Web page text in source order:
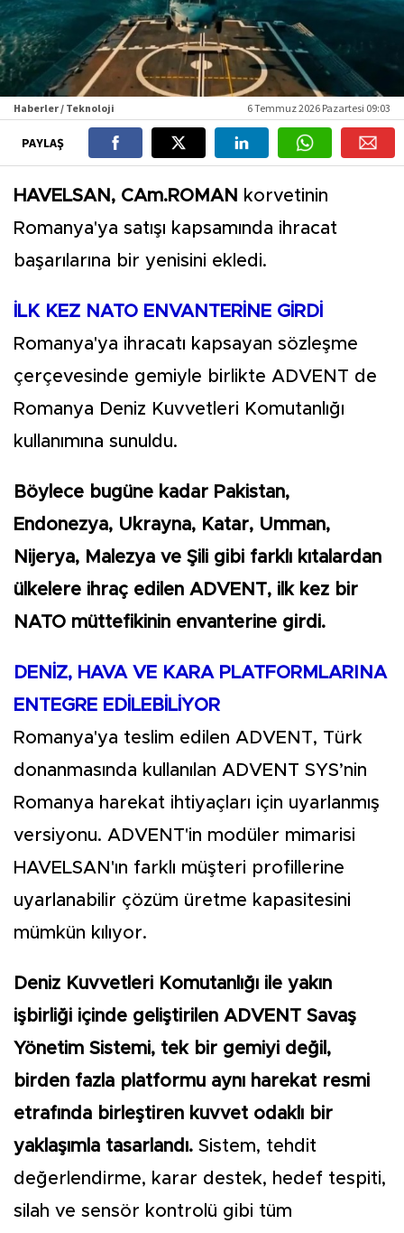
Haberler / Teknoloji 6 Temmuz 2026 Pazartesi 09:03
PAYLAŞ
HAVELSAN, CAm.ROMAN
korvetinin
Romanya'ya satışı kapsamında ihracat
başarılarına bir yenisini ekledi.
İLK KEZ NATO ENVANTERİNE GİRDİ
Romanya'ya ihracatı kapsayan sözleşme
çerçevesinde gemiyle birlikte ADVENT de
Romanya Deniz Kuvvetleri Komutanlığı
kullanımına sunuldu.
Böylece bugüne kadar Pakistan,
Endonezya, Ukrayna, Katar, Umman,
Nijerya, Malezya ve Şili gibi farklı kıtalardan
ülkelere ihraç edilen ADVENT, ilk kez bir
NATO müttefikinin envanterine girdi.
DENİZ, HAVA VE KARA PLATFORMLARINA
ENTEGRE EDİLEBİLİYOR
Romanya'ya teslim edilen ADVENT, Türk
donanmasında kullanılan ADVENT SYS’nin
Romanya harekat ihtiyaçları için uyarlanmış
versiyonu. ADVENT'in modüler mimarisi
HAVELSAN'ın farklı müşteri profillerine
uyarlanabilir çözüm üretme kapasitesini
mümkün kılıyor.
Deniz Kuvvetleri Komutanlığı ile yakın
işbirliği içinde geliştirilen ADVENT Savaş
Yönetim Sistemi, tek bir gemiyi değil,
birden fazla platformu aynı harekat resmi
etrafında birleştiren kuvvet odaklı bir
yaklaşımla tasarlandı. Sistem, tehdit
değerlendirme, karar destek, hedef tespiti,
silah ve sensör kontrolü gibi tüm